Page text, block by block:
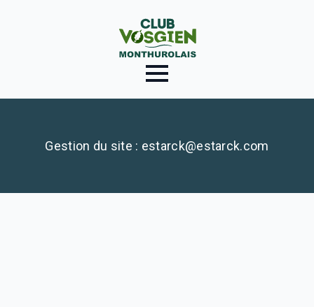
Gestion du site : estarck@estarck.com